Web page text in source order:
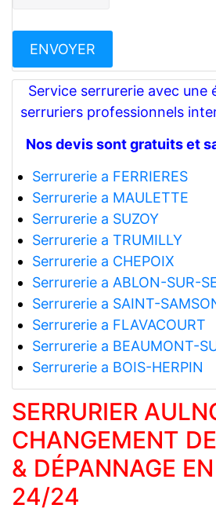
Service serrurerie avec une
serruriers professionnels
Nos devis sont gratuits et
Serrurerie a FERRIERES
Serrurerie a MAULETTE
Serrurerie a SUZOY
Serrurerie a TRUMILLY
Serrurerie a CHEPOIX
Serrurerie a ABLON-SUR-
Serrurerie a SAINT-
Serrurerie a FLAVACOURT
Serrurerie a BEAUMONT-
Serrurerie a BOIS-HERPIN
SERRURIER
CHANGEMENT
& DÉPANNAGE
24/24